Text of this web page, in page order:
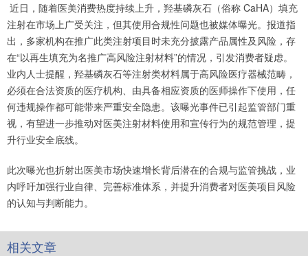
近日，随着医美消费热度持续上升，羟基磷灰石（俗称 CaHA）填充
注射在市场上广受关注，但其使用合规性问题也被媒体曝光。报道指
出，多家机构在推广此类注射项目时未充分披露产品属性及风险，存
在“以再生填充为名推广高风险注射材料”的情况，引发消费者疑虑。
业内人士提醒，羟基磷灰石等注射类材料属于高风险医疗器械范畴，
必须在合法资质的医疗机构、由具备相应资质的医师操作下使用，任
何违规操作都可能带来严重安全隐患。该曝光事件已引起监管部门重
视，有望进一步推动对医美注射材料使用和宣传行为的规范管理，提
升行业安全底线。
此次曝光也折射出医美市场快速增长背后潜在的合规与监管挑战，业
内呼吁加强行业自律、完善标准体系，并提升消费者对医美项目风险
的认知与判断能力。
相关文章